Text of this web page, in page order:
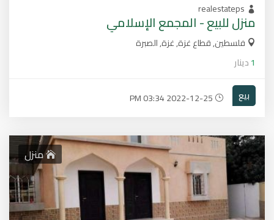
realestateps
منزل للبيع - المجمع الإسلامي
فلسطين, قطاع غزة, غزة, الصبرة
1دينار
بيع
منزل